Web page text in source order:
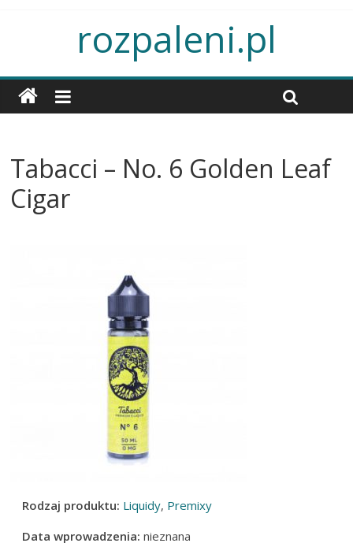
rozpaleni.pl
Tabacci – No. 6 Golden Leaf
Cigar
Rodzaj produktu: Liquidy, Premixy
Data wprowadzenia:nieznana